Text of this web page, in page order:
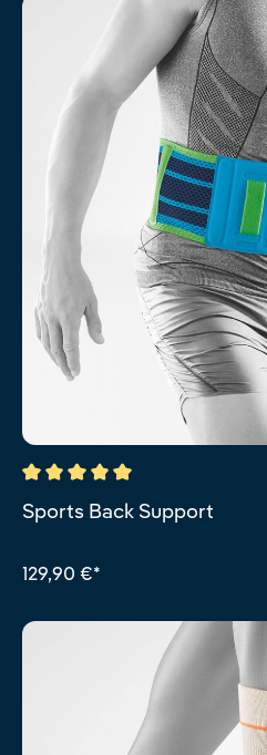
Durchschnittliche Bewertung
Sports Back Support
129,90 €*